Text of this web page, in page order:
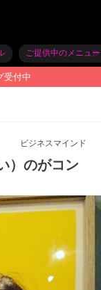
ご提供中のメニュー
受付中
ビジネスマインド
）のがコン